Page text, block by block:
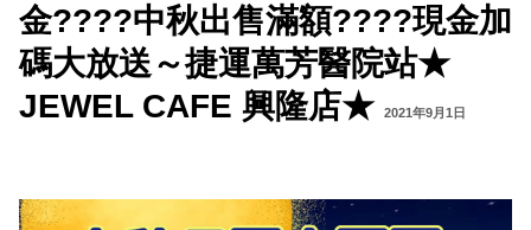
金????中秋出售滿額????現金加
碼大放送～捷運萬芳醫院站★
JEWEL CAFE 興隆店★
2021年9月1日